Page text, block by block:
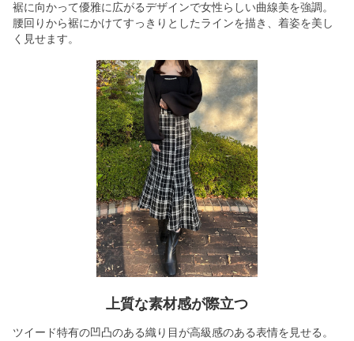
裾に向かって優雅に広がるデザインで女性らしい曲線美を強調。
腰回りから裾にかけてすっきりとしたラインを描き、着姿を美し
く見せます。
上質な素材感が際立つ
ツイード特有の凹凸のある織り目が高級感のある表情を見せる。